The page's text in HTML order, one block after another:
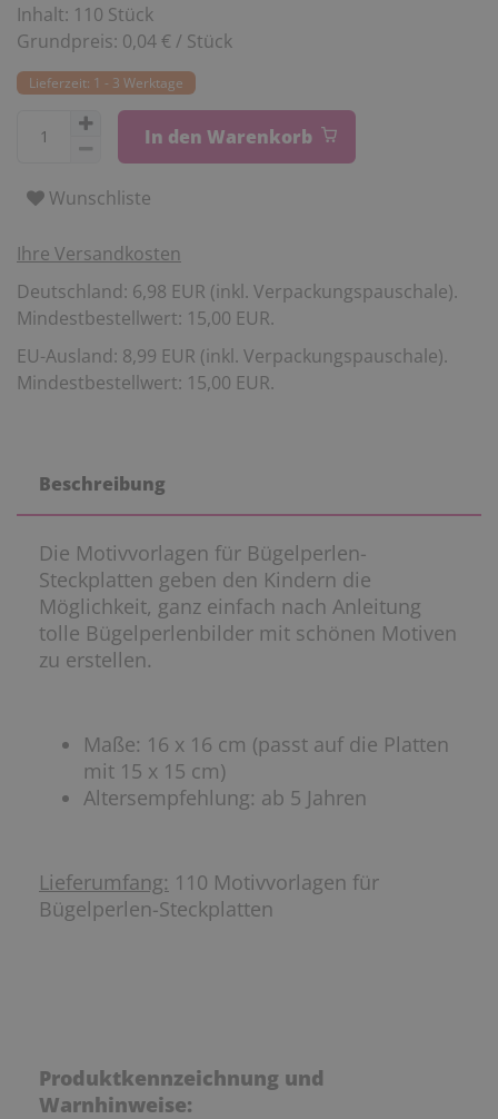
Inhalt: 110 Stück
Grundpreis: 0,04 € / Stück
Lieferzeit: 1 - 3 Werktage
In den Warenkorb
Wunschliste
Ihre Versandkosten
Deutschland: 6,98 EUR (inkl. Verpackungspauschale).
Mindestbestellwert: 15,00 EUR.
EU-Ausland: 8,99 EUR (inkl. Verpackungspauschale).
Mindestbestellwert: 15,00 EUR.
Beschreibung
Die Motivvorlagen für Bügelperlen-
Steckplatten geben den Kindern die
Möglichkeit, ganz einfach nach Anleitung
tolle Bügelperlenbilder mit schönen Motiven
zu erstellen.
Maße: 16 x 16 cm (passt auf die Platten
mit 15 x 15 cm)
Altersempfehlung: ab 5 Jahren
Lieferumfang: 110 Motivvorlagen für
Bügelperlen-Steckplatten
Produktkennzeichnung und
Warnhinweise: